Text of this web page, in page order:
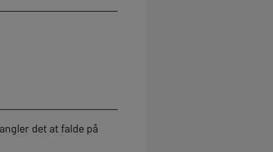
det at falde på